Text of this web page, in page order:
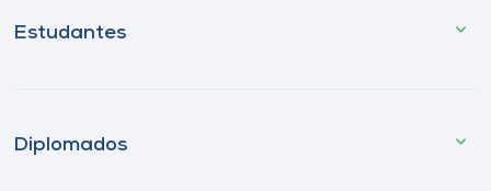
Estudantes
Diplomados